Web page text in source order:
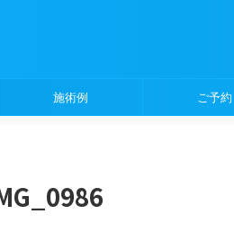
施術例 ご予約